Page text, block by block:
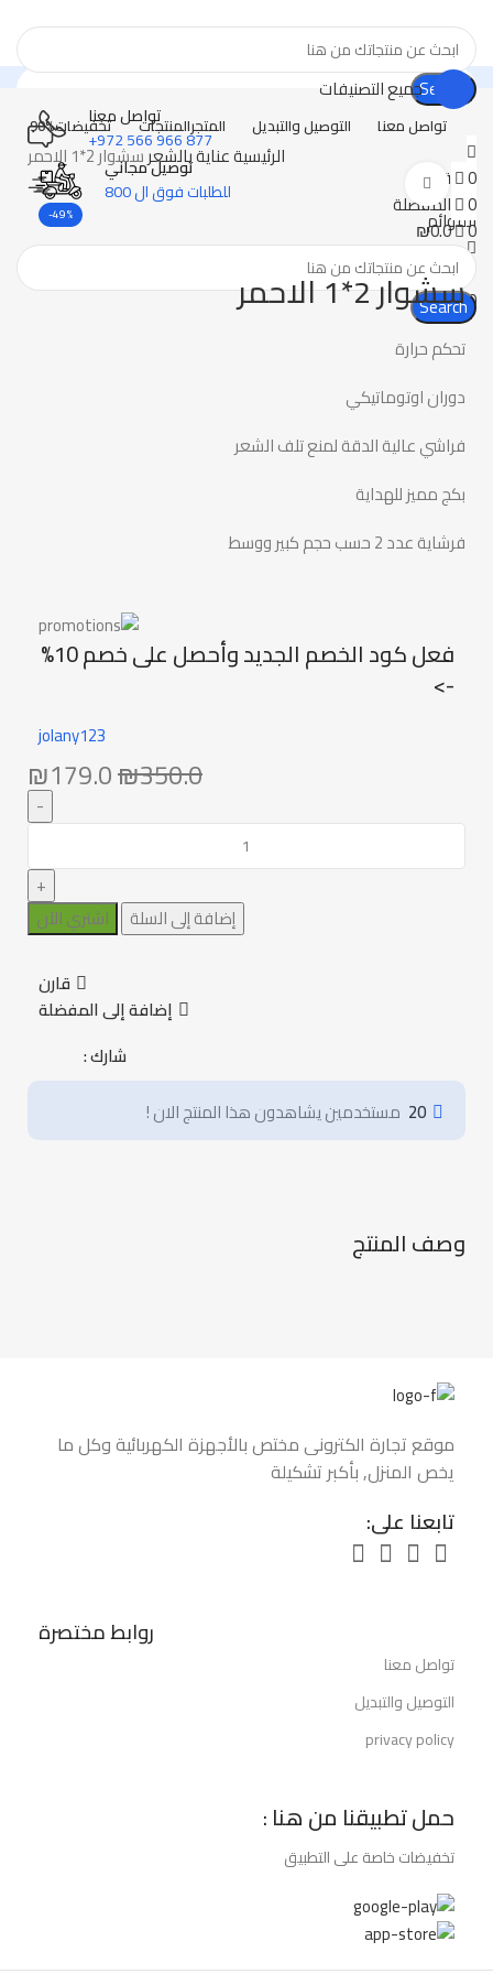
Search
تواصل معنا
877 966 566 972+
توصيل مجاني
للطلبات فوق ال 800
القوائم
0
₪0.0
جميع التصنيفات
تواصل معنا التوصيل والتبديل المتجرالمنتجات تخفيضات90%
0 قارن
0 المفضلة
0
₪0.0
Search
الرئيسيةعناية بالشعرسشوار 2*1 الاحمر
-49%
سشوار 2*1 الاحمر
تحكم حرارة
دوران اوتوماتيكي
فراشي عالية الدقة لمنع تلف الشعر
بكج مميز للهداية
فرشاية عدد 2 حسب حجم كبير ووسط
فعل كود الخصم الجديد وأحصل على خصم 10%
->
jolany123
₪350.0
₪179.0
إضافة إلى السلة اشتري الآن
قارن
إضافة إلى المفضلة
شارك :
20 مستخدمين يشاهدون هذا المنتج الان !
وصف المنتج
موقع تجارة الكتروني مختص بالأجهزة الكهربائية وكل ما
يخص المنزل, بأكبر تشكيلة
تابعنا على:
روابط مختصرة
تواصل معنا
التوصيل والتبديل
privacy policy
حمل تطبيقنا من هنا :
تخفيضات خاصة على التطبيق